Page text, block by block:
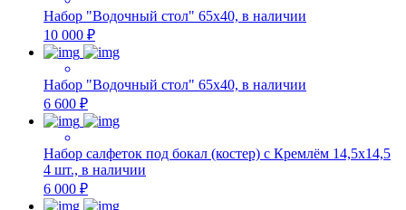
Набор "Водочный стол" 65х40, в наличии
10 000 ₽
Набор "Водочный стол" 65х40, в наличии
6 600 ₽
Набор салфеток под бокал (костер) с Кремлём 14,5х14,5
4 шт., в наличии
6 000 ₽